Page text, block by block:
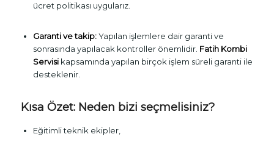
ücret politikası uygularız.
Garanti ve takip:Yapılan işlemlere dair garanti ve
sonrasında yapılacak kontroller önemlidir. Fatih Kombi
Servisikapsamında yapılan birçok işlem süreli garanti ile
desteklenir.
Kısa Özet: Neden bizi seçmelisiniz?
Eğitimli teknik ekipler,